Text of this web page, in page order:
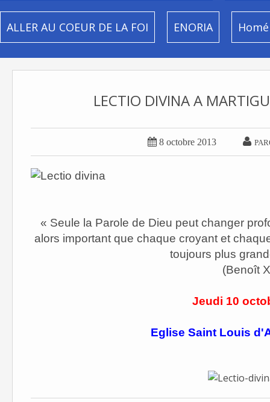
ALLER AU COEUR DE LA FOI ENORIA
LECTIO DIVINA A
 8 octobre 2013 
« Seule la Parole de Dieu peut changer
alors important que chaque croyant et
toujours plus
(Benoît
Jeudi 10
Eglise Saint Louis